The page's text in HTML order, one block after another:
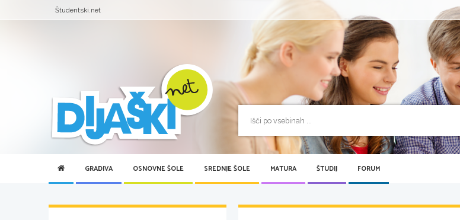
Študentski.net
GRADIVA OSNOVNE ŠOLE SREDNJE ŠOLE MATURA ŠTUDIJ FORUM